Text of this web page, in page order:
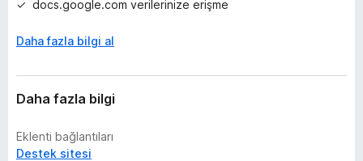
docs.google.com verilerinize erişme
Daha fazla bilgi al
Daha fazla bilgi
Eklenti bağlantıları
Destek sitesi